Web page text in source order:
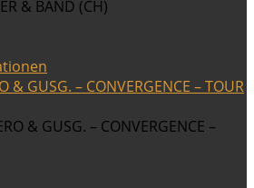
& GUSG. – CONVERGENCE – TOUR